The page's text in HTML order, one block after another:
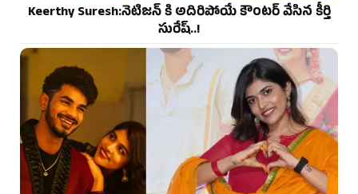
Keerthy Suresh:నెటిజన్ కి అదిరిపోయే కౌంటర్ వేసిన కీర్తి
సురేష్..!